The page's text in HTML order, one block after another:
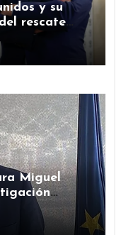
y su
rescate
Miguel